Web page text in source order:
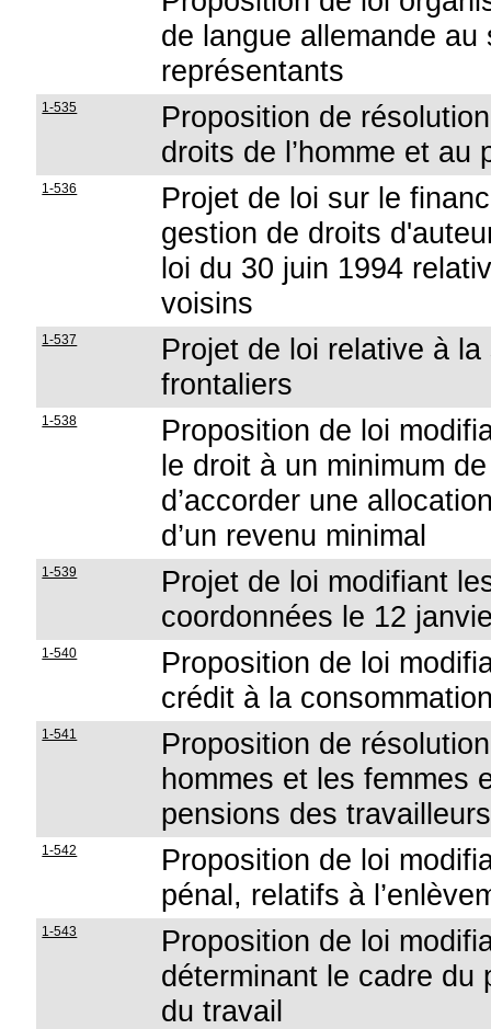
de langue allemande
représentants
1-535
Proposition de
droits de l’homme et
1-536
Projet de loi sur le
gestion de droits
loi du 30 juin 1994
voisins
1-537
Projet de loi relative à
frontaliers
1-538
Proposition de loi
le droit à un minimum
d’accorder une
d’un revenu minimal
1-539
Projet de loi modifiant
coordonnées le 12
1-540
Proposition de loi
crédit à la
1-541
Proposition de
hommes et les femmes
pensions des
1-542
Proposition de loi
pénal, relatifs à
1-543
Proposition de loi
déterminant le cadre du
du travail